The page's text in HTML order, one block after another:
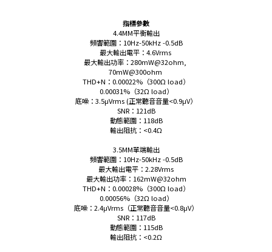
指標參數
4.4MM平衡輸出
頻響範圍：10Hz-50kHz -0.5dB
最大輸出電平：4.6Vrms
最大輸出功率：280mW@32ohm,
70mW@300ohm
THD+N：0.00022%（300Ω load）
0.00031%（32Ω load）
底噪：3.5μVrms (正常聽音音量<0.9μV）
SNR：121dB
動態範圍：118dB
輸出阻抗：<0.4Ω
3.5MM單端輸出
頻響範圍：10Hz-50kHz -0.5dB
最大輸出電平：2.28Vrms
最大輸出功率：162mW@32ohm
THD+N：0.00028%（300Ω load）
0.00056%（32Ω load）
底噪：2.4μVrms（正常聽音音量<0.8μV）
SNR：117dB
動態範圍：115dB
輸出阻抗：<0.2Ω